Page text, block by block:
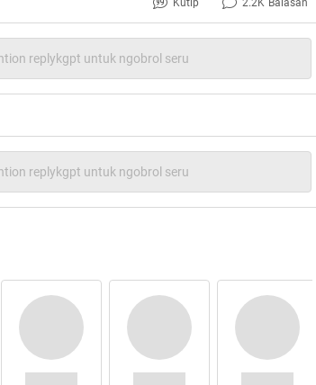
Kutip 2.2K Balasan
replykgpt untuk ngobrol seru
replykgpt untuk ngobrol seru